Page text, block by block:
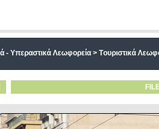
- Υπεραστικά Λεωφορεία> Tουριστικά